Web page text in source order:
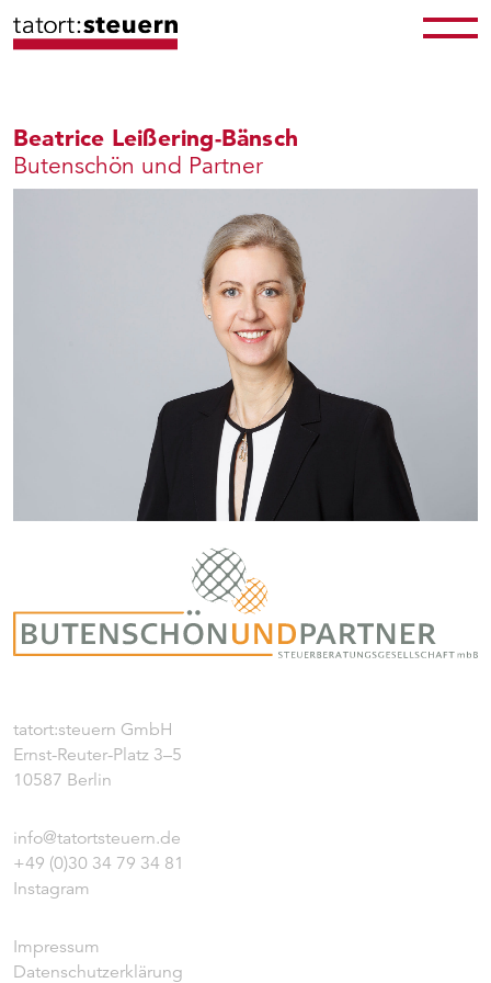
Beatrice Leißering-Bänsch
Butenschön und Partner
tatort:steuern GmbH
Ernst-Reuter-Platz 3–5
10587 Berlin
info@tatortsteuern.de
+49 (0)30 34 79 34 81
Instagram
Impressum
Datenschutzerklärung